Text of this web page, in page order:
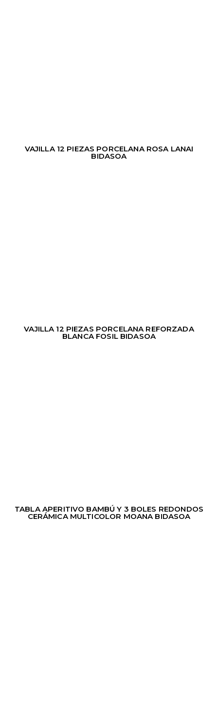
VAJILLA 12 PIEZAS PORCELANA ROSA LANAI
BIDASOA
VAJILLA 12 PIEZAS PORCELANA REFORZADA
BLANCA FOSIL BIDASOA
TABLA APERITIVO BAMBÚ Y 3 BOLES REDONDOS
CERÁMICA MULTICOLOR MOANA BIDASOA